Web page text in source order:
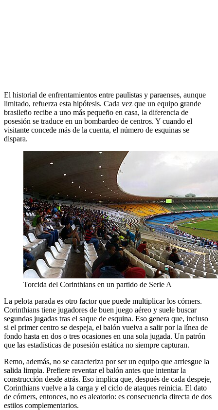
El historial de enfrentamientos entre paulistas y paraenses, aunque
limitado, refuerza esta hipótesis. Cada vez que un equipo grande
brasileño recibe a uno más pequeño en casa, la diferencia de
posesión se traduce en un bombardeo de centros. Y cuando el
visitante concede más de la cuenta, el número de esquinas se
dispara.
Torcida del Corinthians en un partido de Serie A
La pelota parada es otro factor que puede multiplicar los córners.
Corinthians tiene jugadores de buen juego aéreo y suele buscar
segundas jugadas tras el saque de esquina. Eso genera que, incluso
si el primer centro se despeja, el balón vuelva a salir por la línea de
fondo hasta en dos o tres ocasiones en una sola jugada. Un patrón
que las estadísticas de posesión estática no siempre capturan.
Remo, además, no se caracteriza por ser un equipo que arriesgue la
salida limpia. Prefiere reventar el balón antes que intentar la
construcción desde atrás. Eso implica que, después de cada despeje,
Corinthians vuelve a la carga y el ciclo de ataques reinicia. El dato
de córners, entonces, no es aleatorio: es consecuencia directa de dos
estilos complementarios.